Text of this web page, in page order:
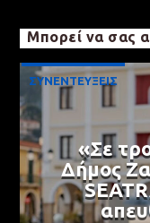
Μπορεί να σας
ΣΥΝΕΝΤΕΥΞΕΙΣ
«Σε
Δήμος